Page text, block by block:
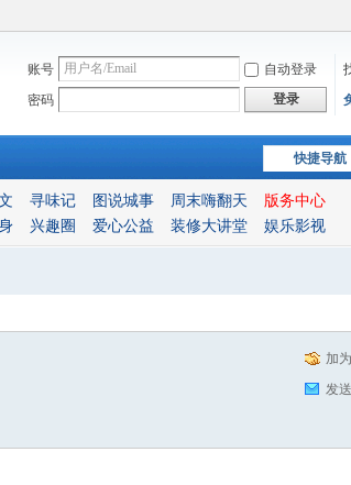
账号 自动登录
密码
登录
快捷导航
寻味记 图说城事 周末嗨翻天
版务中心
兴趣圈 爱心公益 装修大讲堂 娱乐影视
加
发